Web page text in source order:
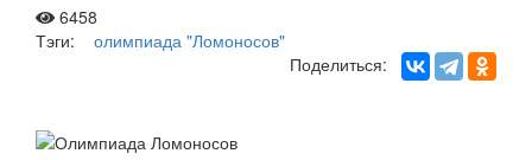
6458
Тэги:
олимпиада "Ломоносов"
Поделиться: